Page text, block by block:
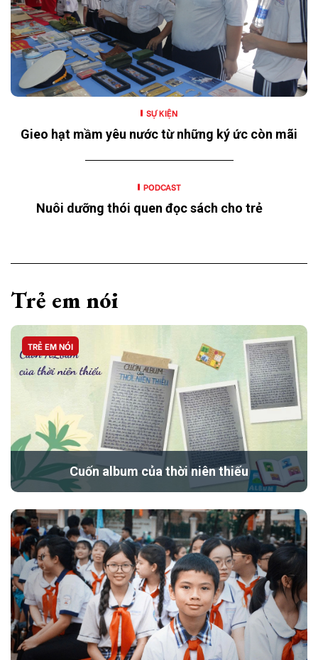
SỰ KIỆN
Gieo hạt mầm yêu nước từ những ký ức còn mãi
PODCAST
Nuôi dưỡng thói quen đọc sách cho trẻ
Trẻ em nói
TRẺ EM NÓI
Cuốn album của thời niên thiếu